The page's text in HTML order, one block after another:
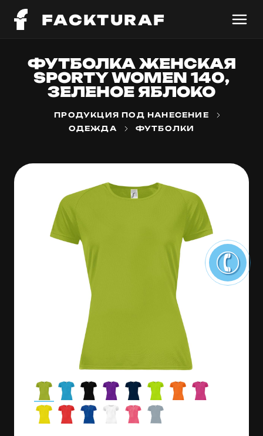
FACKTURAF
ФУТБОЛКА ЖЕНСКАЯ
SPORTY WOMEN 140,
ЗЕЛЕНОЕ ЯБЛОКО
ПРОДУКЦИЯ ПОД НАНЕСЕНИЕ
ОДЕЖДА
ФУТБОЛКИ